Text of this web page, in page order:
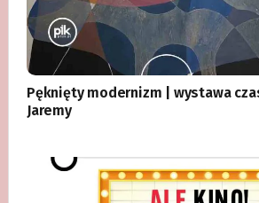
Pęknięty modernizm | wystawa
Jaremy